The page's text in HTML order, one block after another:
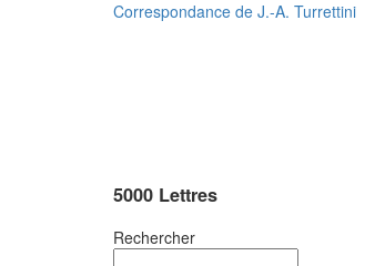
Correspondance de J.-A. Turrettini
5000 Lettres
Rechercher